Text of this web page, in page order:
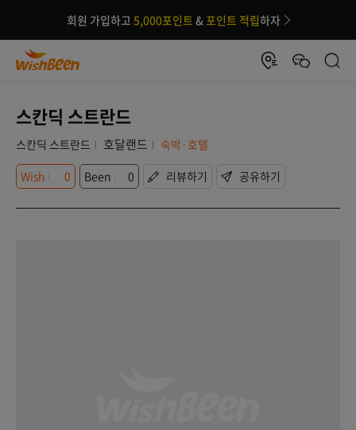
회원 가입하고 5,000포인트 &포인트 적립하자
스칸딕 스트란드
스칸딕 스트란드 호달랜드
숙박·호텔
Wish
0 Been 0 리뷰하기 공유하기